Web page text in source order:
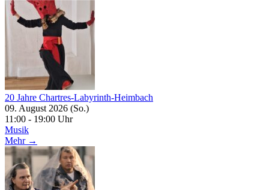
20 Jahre Chartres-Labyrinth-Heimbach
09. August 2026 (So.)
11:00 - 19:00 Uhr
Musik
Mehr →